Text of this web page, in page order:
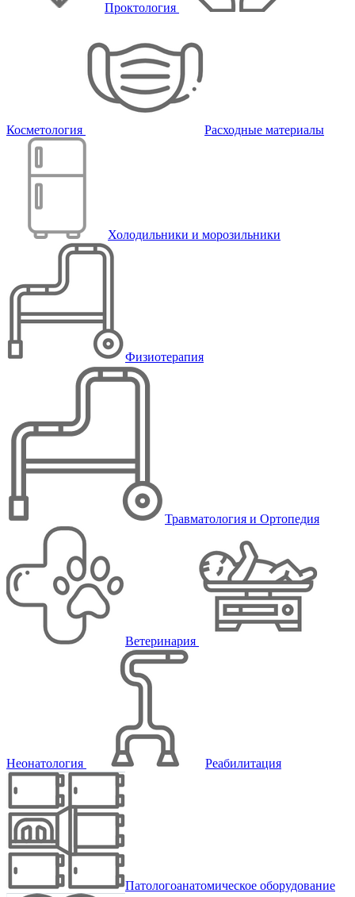
Проктология
Косметология Расходные материалы
Холодильники и морозильники
Физиотерапия
Травматология и Ортопедия
Ветеринария
Неонатология Реабилитация
Патологоанатомическое оборудование